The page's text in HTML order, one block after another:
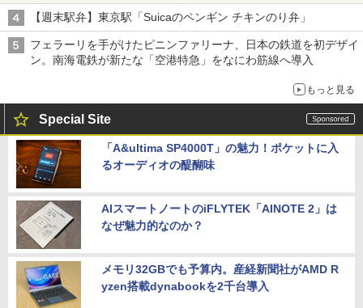
【週末駅弁】東京駅「Suicaのペンギン チキンのり弁」
フェラーリを手がけたピニンファリーナ、日本の鉄道を初デザイ
ン。南海電鉄が新たな「空港特急」をなにわ筋線へ導入
もっと見る
Special Site
「A&ultima SP4000T」の魅力！ポケットに入
るオーディオの醍醐味
AIスマートノートのiFLYTEK「AINOTE 2」は
なぜ魅力的なのか？
メモリ32GBでも予算内。産経新聞社がAMD R
yzen搭載dynabookを2千台導入